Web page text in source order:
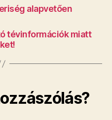
alapvetően
tévinformációk miatt